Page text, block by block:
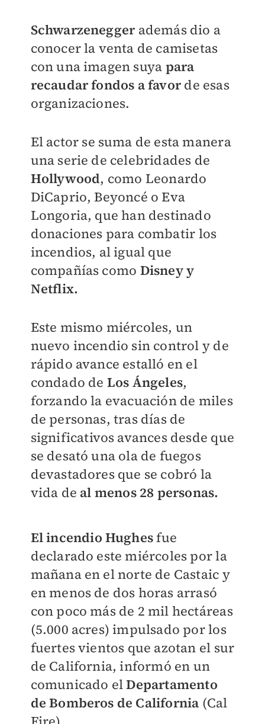
Schwarzeneggerademás dio a
conocer la venta de camisetas
con una imagen suya para
recaudar fondos a favorde esas
organizaciones.
El actor se suma de esta manera
una serie de celebridades de
Hollywood, como Leonardo
DiCaprio, Beyoncé o Eva
Longoria, que han destinado
donaciones para combatir los
incendios, al igual que
compañías como Disney y
Netflix.
Este mismo miércoles, un
nuevo incendio sin control y de
rápido avance estalló en el
condado de Los Ángeles,
forzando la evacuación de miles
de personas, tras días de
significativos avances desde que
se desató una ola de fuegos
devastadores que se cobró la
vida de al menos 28 personas.
El incendio Hughesfue
declarado este miércoles por la
mañana en el norte de Castaic y
en menos de dos horas arrasó
con poco más de 2 mil hectáreas
(5.000 acres) impulsado por los
fuertes vientos que azotan el sur
de California, informó en un
comunicado elDepartamento
de Bomberos de California (Cal